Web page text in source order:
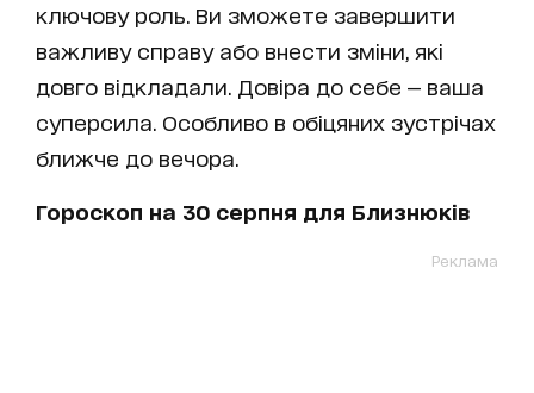
ключову роль. Ви зможете завершити
важливу справу або внести зміни, які
довго відкладали. Довіра до себе — ваша
суперсила. Особливо в обіцяних зустрічах
ближче до вечора.
Гороскоп на 30 серпня для Близнюків
Реклама